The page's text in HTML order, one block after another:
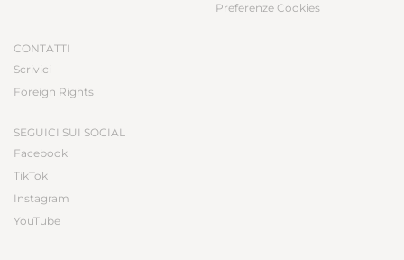
Preferenze Cookies
CONTATTI
Scrivici
Foreign Rights
SEGUICI SUI SOCIAL
Facebook
TikTok
Instagram
YouTube